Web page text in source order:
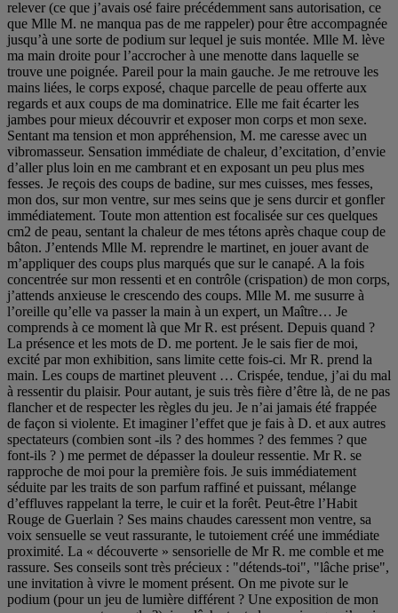
relever (ce que j’avais osé faire précédemment sans autorisation, ce
que Mlle M. ne manqua pas de me rappeler) pour être accompagnée
jusqu’à une sorte de podium sur lequel je suis montée. Mlle M. lève
ma main droite pour l’accrocher à une menotte dans laquelle se
trouve une poignée. Pareil pour la main gauche. Je me retrouve les
mains liées, le corps exposé, chaque parcelle de peau offerte aux
regards et aux coups de ma dominatrice. Elle me fait écarter les
jambes pour mieux découvrir et exposer mon corps et mon sexe.
Sentant ma tension et mon appréhension, M. me caresse avec un
vibromasseur. Sensation immédiate de chaleur, d’excitation, d’envie
d’aller plus loin en me cambrant et en exposant un peu plus mes
fesses. Je reçois des coups de badine, sur mes cuisses, mes fesses,
mon dos, sur mon ventre, sur mes seins que je sens durcir et gonfler
immédiatement. Toute mon attention est focalisée sur ces quelques
cm2 de peau, sentant la chaleur de mes tétons après chaque coup de
bâton. J’entends Mlle M. reprendre le martinet, en jouer avant de
m’appliquer des coups plus marqués que sur le canapé. A la fois
concentrée sur mon ressenti et en contrôle (crispation) de mon corps,
j’attends anxieuse le crescendo des coups. Mlle M. me susurre à
l’oreille qu’elle va passer la main à un expert, un Maître… Je
comprends à ce moment là que Mr R. est présent. Depuis quand ?
La présence et les mots de D. me portent. Je le sais fier de moi,
excité par mon exhibition, sans limite cette fois-ci. Mr R. prend la
main. Les coups de martinet pleuvent … Crispée, tendue, j’ai du mal
à ressentir du plaisir. Pour autant, je suis très fière d’être là, de ne pas
flancher et de respecter les règles du jeu. Je n’ai jamais été frappée
de façon si violente. Et imaginer l’effet que je fais à D. et aux autres
spectateurs (combien sont -ils ? des hommes ? des femmes ? que
font-ils ? ) me permet de dépasser la douleur ressentie. Mr R. se
rapproche de moi pour la première fois. Je suis immédiatement
séduite par les traits de son parfum raffiné et puissant, mélange
d’effluves rappelant la terre, le cuir et la forêt. Peut-être l’Habit
Rouge de Guerlain ? Ses mains chaudes caressent mon ventre, sa
voix sensuelle se veut rassurante, le tutoiement créé une immédiate
proximité. La « découverte » sensorielle de Mr R. me comble et me
rassure. Ses conseils sont très précieux : "détends-toi", "lâche prise",
une invitation à vivre le moment présent. On me pivote sur le
podium (pour un jeu de lumière différent ? Une exposition de mon